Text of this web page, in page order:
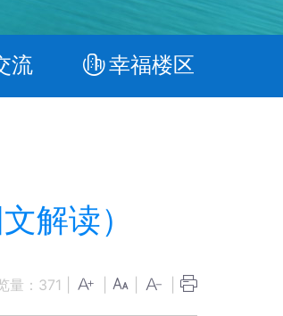
流 幸福楼区
解读）
量： 371